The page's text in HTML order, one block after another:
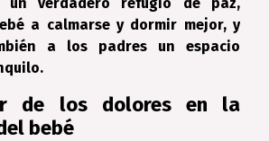
a calmarse y dormir mejor, y
a los padres un espacio
de los dolores en la
bebé